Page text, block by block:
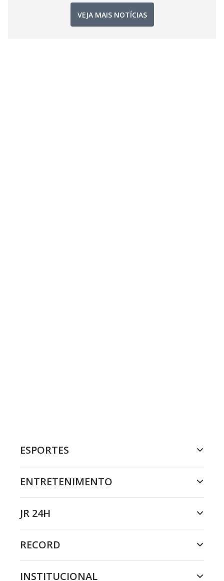
VEJA MAIS NOTÍCIAS
ESPORTES
ENTRETENIMENTO
JR 24H
RECORD
INSTITUCIONAL